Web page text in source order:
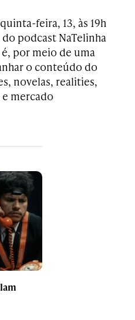
feira, 13, às 19h
podcast NaTelinha
por meio de uma
o conteúdo do
novelas, realities,
mercado